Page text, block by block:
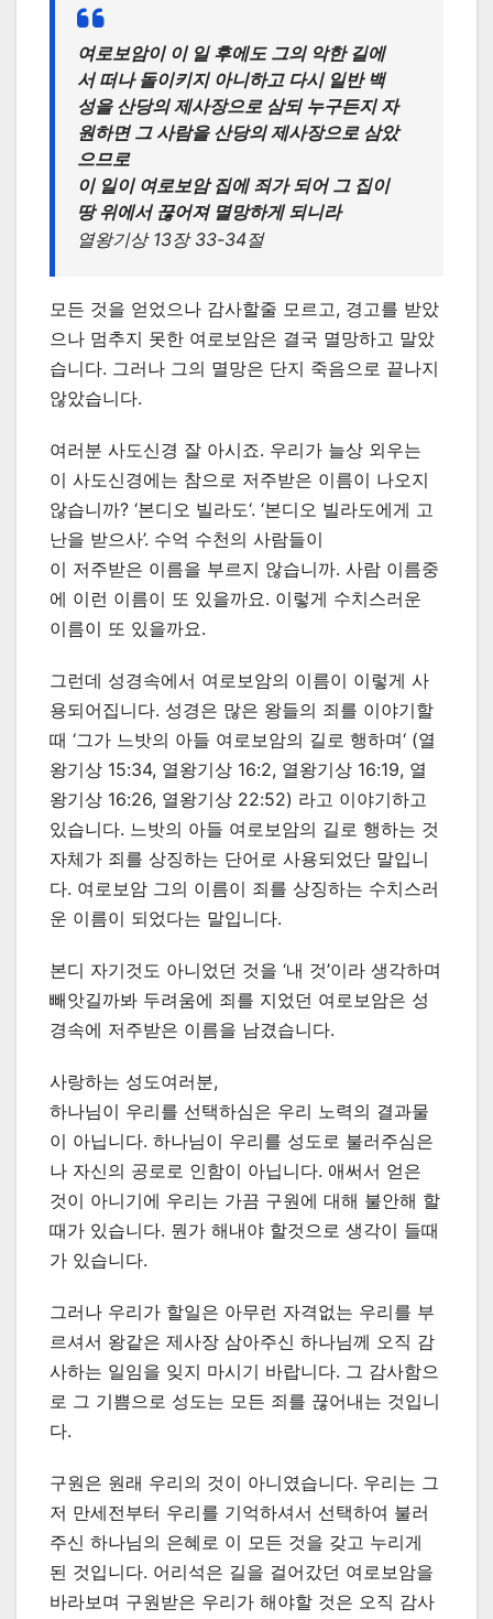
여로보암이 이 일 후에도 그의 악한 길에
서 떠나 돌이키지 아니하고 다시 일반 백
성을 산당의 제사장으로 삼되 누구든지 자
원하면 그 사람을 산당의 제사장으로 삼았
으므로
이 일이 여로보암 집에 죄가 되어 그 집이
땅 위에서 끊어져 멸망하게 되니라
열왕기상 13장 33-34절
모든 것을 얻었으나 감사할줄 모르고, 경고를 받았
으나 멈추지 못한 여로보암은 결국 멸망하고 말았
습니다. 그러나 그의 멸망은 단지 죽음으로 끝나지
않았습니다.
여러분 사도신경 잘 아시죠. 우리가 늘상 외우는
이 사도신경에는 참으로 저주받은 이름이 나오지
않습니까? ‘본디오 빌라도‘. ‘본디오 빌라도에게 고
난을 받으사’. 수억 수천의 사람들이
이 저주받은 이름을 부르지 않습니까. 사람 이름중
에 이런 이름이 또 있을까요. 이렇게 수치스러운
이름이 또 있을까요.
그런데 성경속에서 여로보암의 이름이 이렇게 사
용되어집니다. 성경은 많은 왕들의 죄를 이야기할
때 ‘그가 느밧의 아들 여로보암의 길로 행하며‘ (열
왕기상 15:34, 열왕기상 16:2, 열왕기상 16:19, 열
왕기상 16:26, 열왕기상 22:52) 라고 이야기하고
있습니다. 느밧의 아들 여로보암의 길로 행하는 것
자체가 죄를 상징하는 단어로 사용되었단 말입니
다. 여로보암 그의 이름이 죄를 상징하는 수치스러
운 이름이 되었다는 말입니다.
본디 자기것도 아니었던 것을 ‘내 것’이라 생각하며
빼앗길까봐 두려움에 죄를 지었던 여로보암은 성
경속에 저주받은 이름을 남겼습니다.
사랑하는 성도여러분,
하나님이 우리를 선택하심은 우리 노력의 결과물
이 아닙니다. 하나님이 우리를 성도로 불러주심은
나 자신의 공로로 인함이 아닙니다. 애써서 얻은
것이 아니기에 우리는 가끔 구원에 대해 불안해 할
때가 있습니다. 뭔가 해내야 할것으로 생각이 들때
가 있습니다.
그러나 우리가 할일은 아무런 자격없는 우리를 부
르셔서 왕같은 제사장 삼아주신 하나님께 오직 감
사하는 일임을 잊지 마시기 바랍니다. 그 감사함으
로 그 기쁨으로 성도는 모든 죄를 끊어내는 것입니
다.
구원은 원래 우리의 것이 아니였습니다. 우리는 그
저 만세전부터 우리를 기억하셔서 선택하여 불러
주신 하나님의 은혜로 이 모든 것을 갖고 누리게
된 것입니다. 어리석은 길을 걸어갔던 여로보암을
바라보며 구원받은 우리가 해야할 것은 오직 감사